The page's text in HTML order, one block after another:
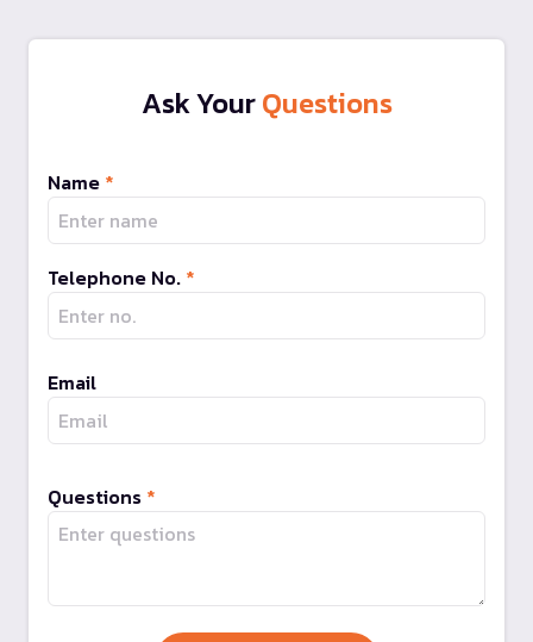
Ask YourQuestions
Name *
Telephone No. *
Email
Questions *